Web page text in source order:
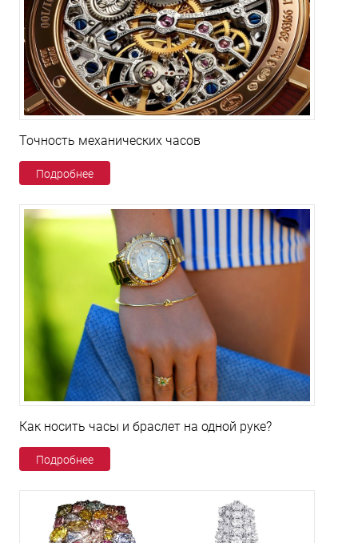
Точность механических часов
Подробнее
Как носить часы и браслет на одной руке?
Подробнее